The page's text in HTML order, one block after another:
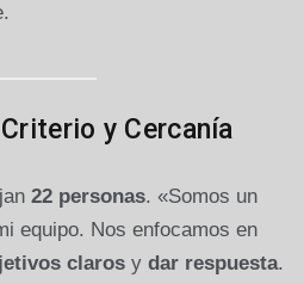
y Cercanía
22 personas. «Somos un
equipo. Nos enfocamos en
claros y dar respuesta.